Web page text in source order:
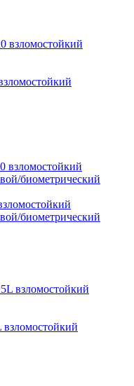
биометрический